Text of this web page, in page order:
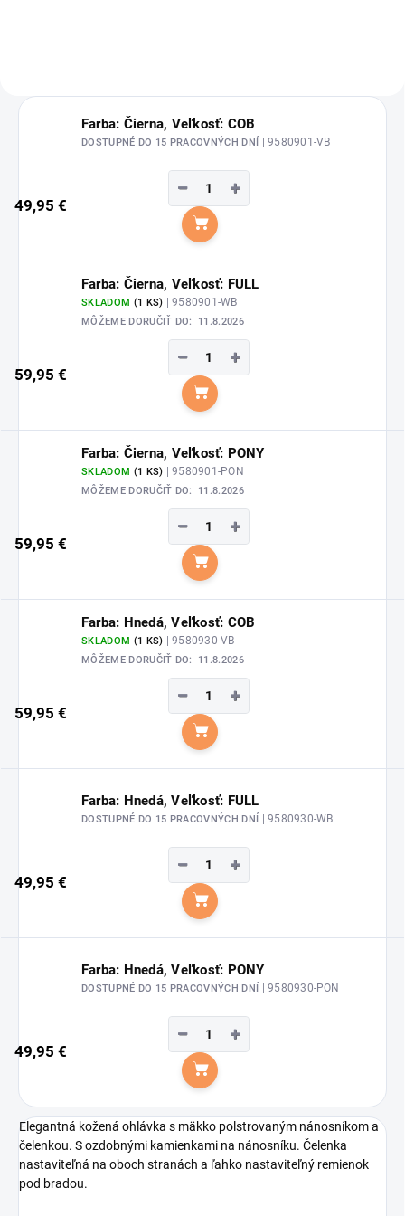
Farba: Čierna, Veľkosť: COB
DOSTUPNÉ DO 15 PRACOVNÝCH DNÍ | 9580901-VB
49,95 €
+
−
Do košíka
Farba: Čierna, Veľkosť: FULL
SKLADOM (1 KS) | 9580901-WB
MÔŽEME DORUČIŤ DO: 11.8.2026
59,95 €
+
−
Do košíka
Farba: Čierna, Veľkosť: PONY
SKLADOM (1 KS) | 9580901-PON
MÔŽEME DORUČIŤ DO: 11.8.2026
59,95 €
+
−
Do košíka
Farba: Hnedá, Veľkosť: COB
SKLADOM (1 KS) | 9580930-VB
MÔŽEME DORUČIŤ DO: 11.8.2026
59,95 €
+
−
Do košíka
Farba: Hnedá, Veľkosť: FULL
DOSTUPNÉ DO 15 PRACOVNÝCH DNÍ | 9580930-WB
49,95 €
+
−
Do košíka
Farba: Hnedá, Veľkosť: PONY
DOSTUPNÉ DO 15 PRACOVNÝCH DNÍ | 9580930-PON
49,95 €
+
−
Do košíka
Elegantná kožená ohlávka s mäkko polstrovaným nánosníkom a
čelenkou. S ozdobnými kamienkami na nánosníku. Čelenka
nastaviteľná na oboch stranách a ľahko nastaviteľný remienok
pod bradou.